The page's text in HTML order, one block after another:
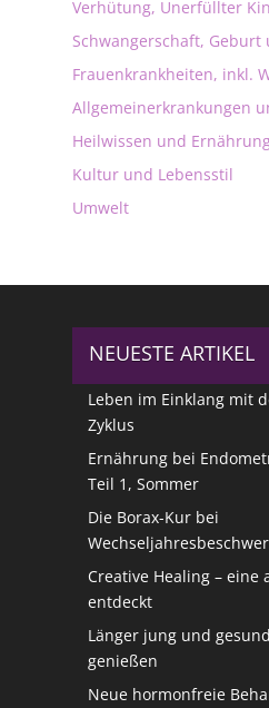
Verhütung, Unerfüllter
Schwangerschaft, Geburt
Frauenkrankheiten, inkl.
Allgemeinerkrankungen
Heilwissen und
Kultur und Lebensstil
Umwelt
NEUESTE ARTIKEL
Leben im Einklang mit
Zyklus
Ernährung bei
Teil 1, Sommer
Die Borax-Kur bei
Creative Healing – eine
entdeckt
Länger jung und
genießen
Neue hormonfreie